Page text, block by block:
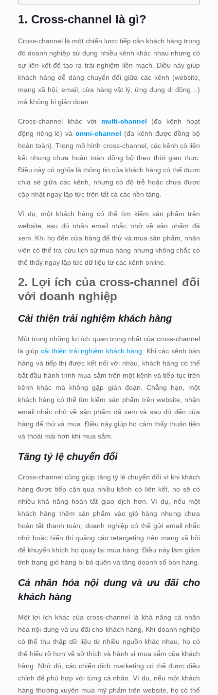
1. Cross-channel là gì?
Cross-channel là một chiến lược tiếp cận khách hàng trong
đó doanh nghiệp sử dụng nhiều kênh khác nhau nhưng có
sự liên kết để tạo ra trải nghiệm liền mạch. Điều này giúp
khách hàng dễ dàng chuyển đổi giữa các kênh (website,
mạng xã hội, email, cửa hàng vật lý, ứng dụng di động…)
mà không bị gián đoạn.
Cross-channel khác với multi-channel (đa kênh hoạt
động riêng lẻ) vàomni-channel (đa kênh được đồng bộ
hoàn toàn). Trong mô hình cross-channel, các kênh có liên
kết nhưng chưa hoàn toàn đồng bộ theo thời gian thực.
Điều này có nghĩa là thông tin của khách hàng có thể được
chia sẻ giữa các kênh, nhưng có độ trễ hoặc chưa được
cập nhật ngay lập tức trên tất cả các nền tảng.
Ví dụ, một khách hàng có thể tìm kiếm sản phẩm trên
website, sau đó nhận email nhắc nhở về sản phẩm đã
xem. Khi họ đến cửa hàng để thử và mua sản phẩm, nhân
viên có thể tra cứu lịch sử mua hàng nhưng không chắc có
thể thấy ngay lập tức dữ liệu từ các kênh online.
2. Lợi ích của cross-channel đối
với doanh nghiệp
Cải thiện trải nghiệm khách hàng
Một trong những lợi ích quan trọng nhất của cross-channel
là giúp cải thiện trải nghiệm khách hàng . Khi các kênh bán
hàng và tiếp thị được kết nối với nhau, khách hàng có thể
bắt đầu hành trình mua sắm trên một kênh và tiếp tục trên
kênh khác mà không gặp gián đoạn. Chẳng hạn, một
khách hàng có thể tìm kiếm sản phẩm trên website, nhận
email nhắc nhở về sản phẩm đã xem và sau đó đến cửa
hàng để thử và mua. Điều này giúp họ cảm thấy thuận tiện
và thoải mái hơn khi mua sắm.
Tăng tỷ lệ chuyển đổi
Cross-channel cũng giúp tăng tỷ lệ chuyển đổi vì khi khách
hàng được tiếp cận qua nhiều kênh có liên kết, họ sẽ có
nhiều khả năng hoàn tất giao dịch hơn. Ví dụ, nếu một
khách hàng thêm sản phẩm vào giỏ hàng nhưng chưa
hoàn tất thanh toán, doanh nghiệp có thể gửi email nhắc
nhở hoặc hiển thị quảng cáo retargeting trên mạng xã hội
để khuyến khích họ quay lại mua hàng. Điều này làm giảm
tình trạng giỏ hàng bị bỏ quên và tăng doanh số bán hàng.
Cá nhân hóa nội dung và ưu đãi cho
khách hàng
Một lợi ích khác của cross-channel là khả năng cá nhân
hóa nội dung và ưu đãi cho khách hàng. Khi doanh nghiệp
có thể thu thập dữ liệu từ nhiều nguồn khác nhau, họ có
thể hiểu rõ hơn về sở thích và hành vi mua sắm của khách
hàng. Nhờ đó, các chiến dịch marketing có thể được điều
chỉnh để phù hợp với từng cá nhân. Ví dụ, nếu một khách
hàng thường xuyên mua mỹ phẩm trên website, họ có thể